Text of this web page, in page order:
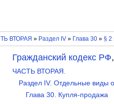
ВТОРАЯ » Раздел IV» Глава 30» § 2
Гражданский кодекс РФ
ЧАСТЬ ВТОРАЯ.
Раздел IV. Отдельные виды
Глава 30. Купля-продажа